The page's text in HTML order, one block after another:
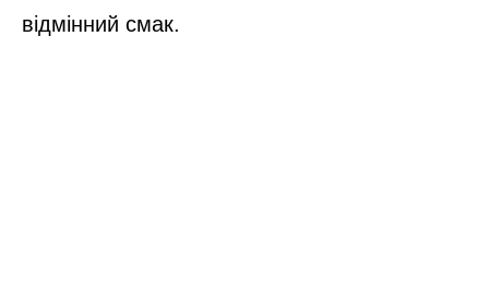
відмінний смак.